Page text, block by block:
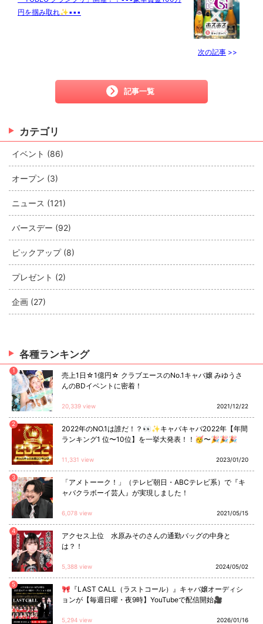
次の記事 >>
円を掴み取れ✨▪︎▪︎▪︎
記事一覧
カテゴリ
イベント (86)
オープン (3)
ニュース (121)
バースデー (92)
ピックアップ (8)
プレゼント (2)
企画 (27)
各種ランキング
1
売上1日☆1億円☆ クラブエースのNo.1キャバ嬢 みゆうさ
んのBDイベントに密着！
20,339 view 2021/12/22
2
2022年のNO.1は誰だ！？👀✨キャバキャバ2022年【年間
ランキング1 位〜10位】を一挙大発表！！🥳〜🎉🎉🎉
11,331 view 2023/01/20
3
「アメトーーク！」（テレビ朝日・ABCテレビ系）で『キ
ャバクラボーイ芸人』が実現しました！
6,078 view 2021/05/15
4
アクセス上位 水原みそのさんの通勤バッグの中身と
は？！
5,388 view 2024/05/02
5
🎀『LAST CALL（ラストコール）』キャバ嬢オーディシ
ョンが【毎週日曜・夜9時】YouTubeで配信開始🎥
5,294 view 2026/01/16